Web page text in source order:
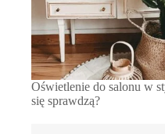
Oświetlenie do salonu w
się sprawdzą?